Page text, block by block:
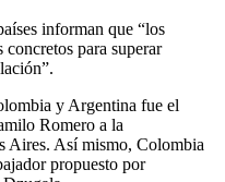
informan que “los
concretos para superar
y Argentina fue el
Romero a la
Aires. Así mismo, Colombia
propuesto por